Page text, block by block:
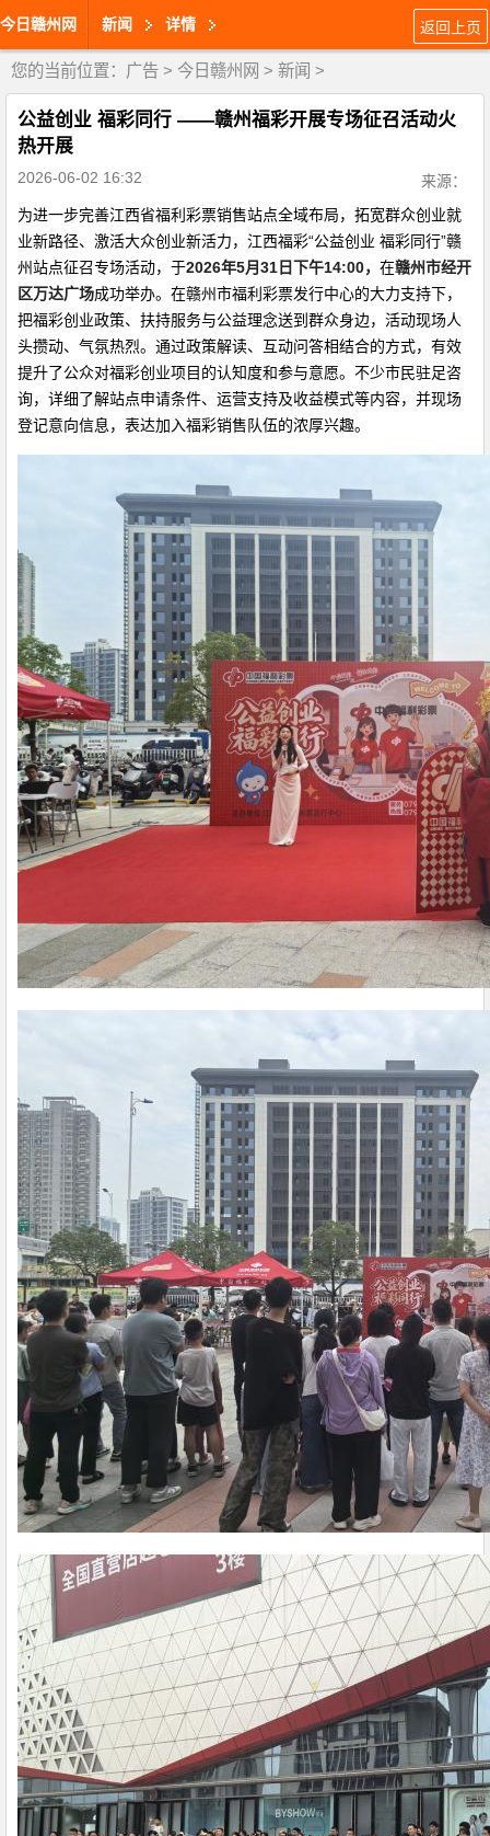
今日赣州网 新闻 详情 返回上页
您的当前位置： 广告 > 今日赣州网 > 新闻 >
公益创业 福彩同行 ——赣州福彩开展专场征召活动火
热开展
2026-06-02 16:32
来源：
为进一步完善江西省福利彩票销售站点全域布局，拓宽群众创业就
业新路径、激活大众创业新活力，江西福彩“公益创业 福彩同行”赣
州站点征召专场活动，于2026年5月31日下午14:00， 在赣州市经开
区万达广场成功举办。在赣州市福利彩票发行中心的大力支持下，
把福彩创业政策、扶持服务与公益理念送到群众身边，活动现场人
头攒动、气氛热烈。通过政策解读、互动问答相结合的方式，有效
提升了公众对福彩创业项目的认知度和参与意愿。不少市民驻足咨
询，详细了解站点申请条件、运营支持及收益模式等内容，并现场
登记意向信息，表达加入福彩销售队伍的浓厚兴趣。